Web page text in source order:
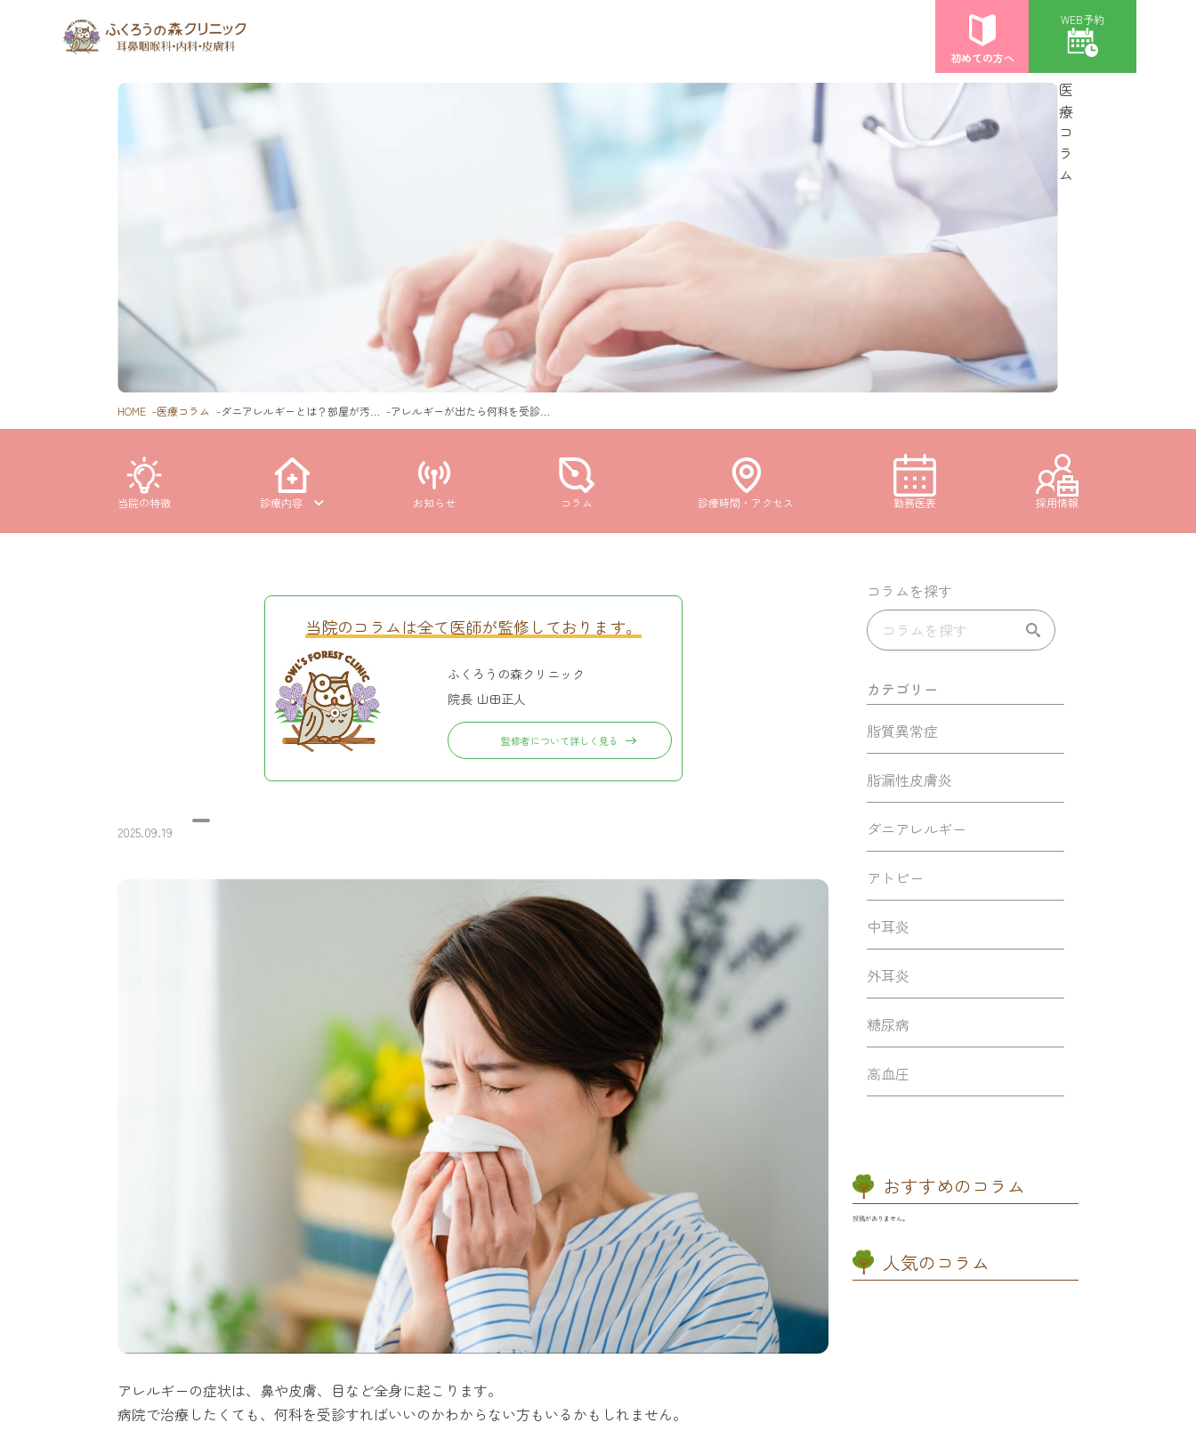
初めての方へ
WEB予約
医療コラム
HOME 医療コラム ダニアレルギーとは？部屋が汚… アレルギーが出たら何科を受診…
当院の特徴 診療内容 お知らせ コラム 診療時間・アクセス 勤務医表 採用情報
当院のコラムは全て医師が監修しております。
ふくろうの森クリニック
院長 山田正人
監修者について詳しく見る
2025.09.19
アレルギーの症状は、鼻や皮膚、目など全身に起こります。
病院で治療したくても、何科を受診すればいいのかわからない方もいるかもしれません。
コラムを探す
カテゴリー
脂質異常症
脂漏性皮膚炎
ダニアレルギー
アトピー
中耳炎
外耳炎
糖尿病
高血圧
おすすめのコラム
投稿がありません。
人気のコラム